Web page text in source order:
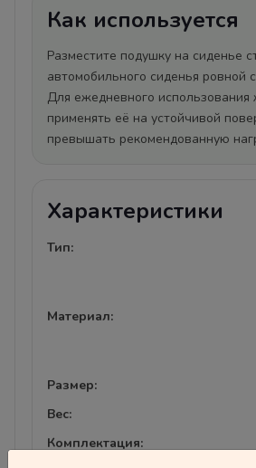
Как используется
Разместите подушку на сиденье
автомобильного сиденья ровной
Для ежедневного использования
применять её на устойчивой
превышать рекомендованную
Характеристики
Тип:
Материал:
Размер:
Вес:
Комплектация: